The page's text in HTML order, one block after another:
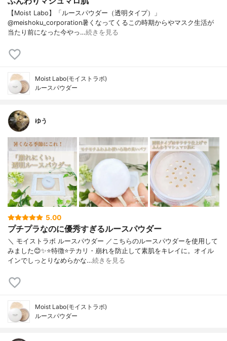
【Moist Labo】「ルースパウダー（透明タイプ）」
@meishoku_corporation暑くなってくるこの時期からやマスク生活が
当たり前になった今やっ…続きを見る
Moist Labo(モイストラボ)
ルースパウダー
ゆう
5.00
プチプラなのに優秀すぎるルースパウダー
＼ モイストラボ ルースパウダー ／こちらのルースパウダーを使用して
みました😊✨⭐️特徴⭐️テカリ・崩れを防止して素肌をキレイに。オイル
インでしっとりなめらかな…続きを見る
Moist Labo(モイストラボ)
ルースパウダー